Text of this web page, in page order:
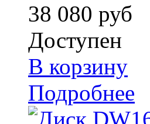
38 080 руб
Доступен
В корзину
Подробнее